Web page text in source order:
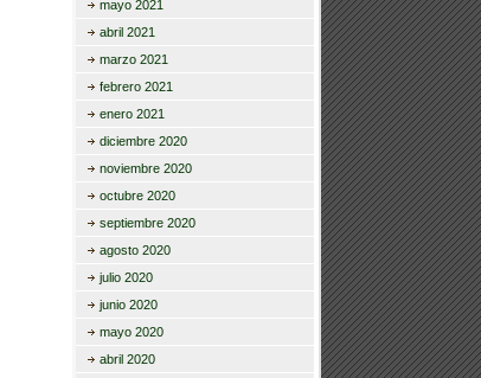
mayo 2021
abril 2021
marzo 2021
febrero 2021
enero 2021
diciembre 2020
noviembre 2020
octubre 2020
septiembre 2020
agosto 2020
julio 2020
junio 2020
mayo 2020
abril 2020